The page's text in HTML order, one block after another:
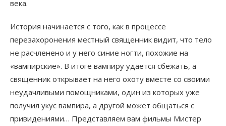
века.
История начинается с того, как в процессе
перезахоронения местный священник видит, что тело
не расчленено и у него синие ногти, похожие на
«вампирские». В итоге вампиру удается сбежать, а
священник открывает на него охоту вместе со своими
неудачливыми помощниками, один из которых уже
получил укус вампира, а другой может общаться с
привидениями… Представляем вам фильмы Мистер